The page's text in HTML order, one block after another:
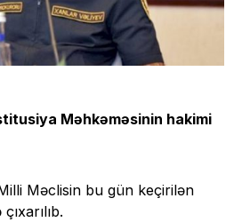
Məhkəməsinin hakimi
Məclisin bu gün keçirilən